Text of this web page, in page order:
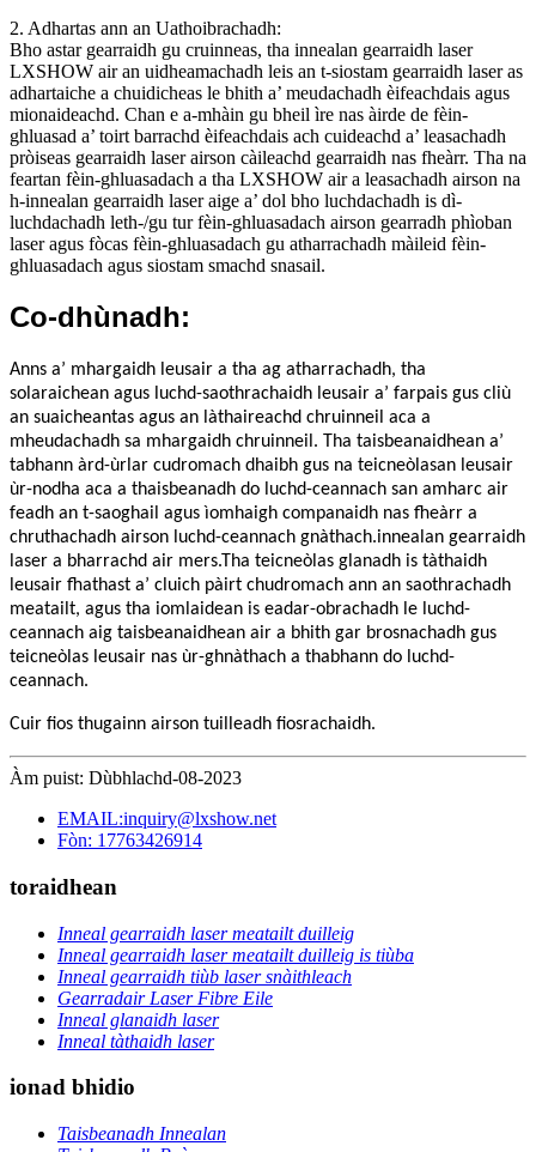
2. Adhartas ann an Uathoibrachadh:
Bho astar gearraidh gu cruinneas, tha innealan gearraidh laser
LXSHOW air an uidheamachadh leis an t-siostam gearraidh laser as
adhartaiche a chuidicheas le bhith a’ meudachadh èifeachdais agus
mionaideachd. Chan e a-mhàin gu bheil ìre nas àirde de fèin-
ghluasad a’ toirt barrachd èifeachdais ach cuideachd a’ leasachadh
pròiseas gearraidh laser airson càileachd gearraidh nas fheàrr. Tha na
feartan fèin-ghluasadach a tha LXSHOW air a leasachadh airson na
h-innealan gearraidh laser aige a’ dol bho luchdachadh is dì-
luchdachadh leth-/gu tur fèin-ghluasadach airson gearradh phìoban
laser agus fòcas fèin-ghluasadach gu atharrachadh màileid fèin-
ghluasadach agus siostam smachd snasail.
Co-dhùnadh:
Anns a’ mhargaidh leusair a tha ag atharrachadh, tha
solaraichean agus luchd-saothrachaidh leusair a’ farpais gus cliù
an suaicheantas agus an làthaireachd chruinneil aca a
mheudachadh sa mhargaidh chruinneil. Tha taisbeanaidhean a’
tabhann àrd-ùrlar cudromach dhaibh gus na teicneòlasan leusair
ùr-nodha aca a thaisbeanadh do luchd-ceannach san amharc air
feadh an t-saoghail agus ìomhaigh companaidh nas fheàrr a
chruthachadh airson luchd-ceannach gnàthach.innealan gearraidh
laser a bharrachd air mers.Tha teicneòlas glanadh is tàthaidh
leusair fhathast a’ cluich pàirt chudromach ann an saothrachadh
meatailt, agus tha iomlaidean is eadar-obrachadh le luchd-
ceannach aig taisbeanaidhean air a bhith gar brosnachadh gus
teicneòlas leusair nas ùr-ghnàthach a thabhann do luchd-
ceannach.
Cuir fios thugainn airson tuilleadh fiosrachaidh.
Àm puist: Dùbhlachd-08-2023
EMAIL:inquiry@lxshow.net
Fòn: 17763426914
toraidhean
Inneal gearraidh laser meatailt duilleig
Inneal gearraidh laser meatailt duilleig is tiùba
Inneal gearraidh tiùb laser snàithleach
Gearradair Laser Fibre Eile
Inneal glanaidh laser
Inneal tàthaidh laser
ionad bhidio
Taisbeanadh Innealan